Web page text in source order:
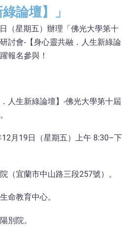
論壇】」
（星期五）辦理「佛光大學第十
討會-【身心靈共融．人生新綠論
報名參與！
人生新綠論壇】-佛光大學第十屆
月19日（星期五）上午 8:30–下
（宜蘭市中山路三段257號）。
命教育中心。
別院。